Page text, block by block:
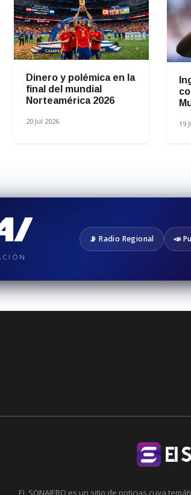
Dinero y polémica en la
final del mundial
Norteamérica 2026
20 Jul 2026 19
📡 Radio Regional 📣
EL SONAJERO es un sitio de noticias cuya